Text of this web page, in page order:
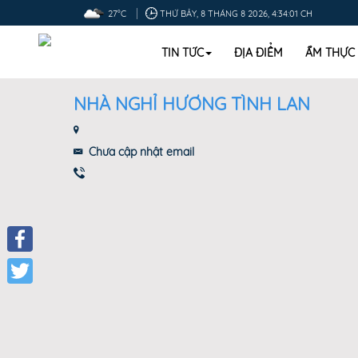
27°C THỨ BẢY, 8 THÁNG 8 2026, 4:34:02 CH
TIN TỨC ĐỊA ĐIỂM ẨM THỰC
Facebook
NHÀ NGHỈ HƯƠNG TÌNH LAN
Chưa cập nhật email